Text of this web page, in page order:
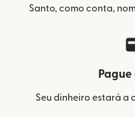
Santo, como conta,
Seu dinheiro estará a